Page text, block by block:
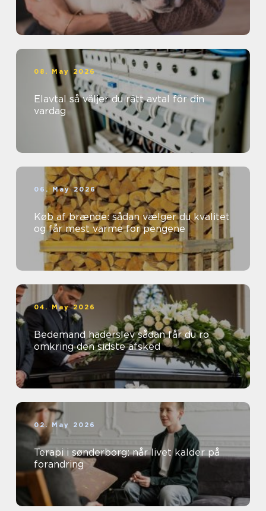
08. May 2026
Elavtal så väljer du rätt avtal för din
vardag
06. May 2026
Køb af brænde: sådan vælger du kvalitet
og får mest varme for pengene
04. May 2026
Bedemand haderslev sådan får du ro
omkring den sidste afsked
02. May 2026
Terapi i sønderborg: når livet kalder på
forandring